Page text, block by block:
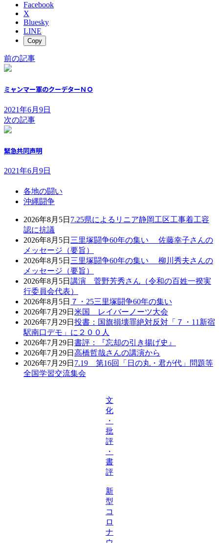
Facebook
X
Bluesky
LINE
Copy
前の記事
ミャンマー軍のクーデターＮＯ
2021年6月9日
次の記事
緊急共同声明
2021年6月9日
各地の闘い
沖縄闘争
2026年8月5日 7.25県によるリニア静岡工区工事着工容
認に抗議
2026年8月5日 三里塚闘争60年の集い 佐藤幸子さんの
メッセージ（要旨）
2026年8月5日 三里塚闘争60年の集い 柳川秀夫さんの
メッセージ（要旨）
2026年8月5日 講演 菅野芳秀さん（令和の百姓一揆実
行委員会代表）
2026年8月5日 ７・25三里塚闘争60年の集い
2026年7月29日 米国 レイバーノーツ大会
2026年7月29日 投書：国旗損壊罪絶対反対「７・11新宿
駅南口デモ」に２００人
2026年7月29日 書評：『忘却の引き揚げ史』
2026年7月29日 高橋哲哉さんの講演から
2026年7月29日 7.19 第16回「日の丸・君が代」問題等
全国学習交流集会
文
化
・
批
評
・
書
評
新
型
コ
ロ
ナ